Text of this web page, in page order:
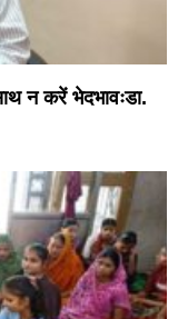
न करें भेदभावःडा.